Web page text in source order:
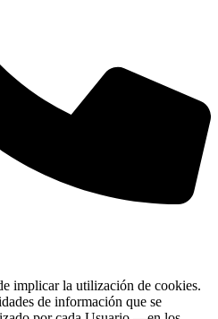
implicar la utilización de cookies.
de información que se